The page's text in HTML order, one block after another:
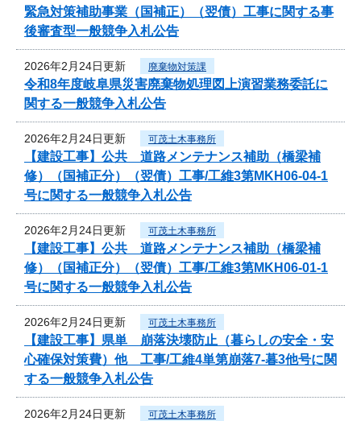
緊急対策補助事業（国補正）（翌債）工事に関する事
後審査型一般競争入札公告
2026年2月24日更新 廃棄物対策課
令和8年度岐阜県災害廃棄物処理図上演習業務委託に
関する一般競争入札公告
2026年2月24日更新 可茂土木事務所
【建設工事】公共 道路メンテナンス補助（橋梁補
修）（国補正分）（翌債）工事/工維3第MKH06-04-1
号に関する一般競争入札公告
2026年2月24日更新 可茂土木事務所
【建設工事】公共 道路メンテナンス補助（橋梁補
修）（国補正分）（翌債）工事/工維3第MKH06-01-1
号に関する一般競争入札公告
2026年2月24日更新 可茂土木事務所
【建設工事】県単 崩落決壊防止（暮らしの安全・安
心確保対策費）他 工事/工維4単第崩落7-暮3他号に関
する一般競争入札公告
2026年2月24日更新 可茂土木事務所